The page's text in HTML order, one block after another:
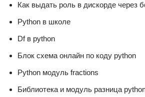
Как выдать роль в дискорде через
Python в школе
Df в python
Блок схема онлайн по коду python
Python модуль fractions
Библиотека и модуль разница